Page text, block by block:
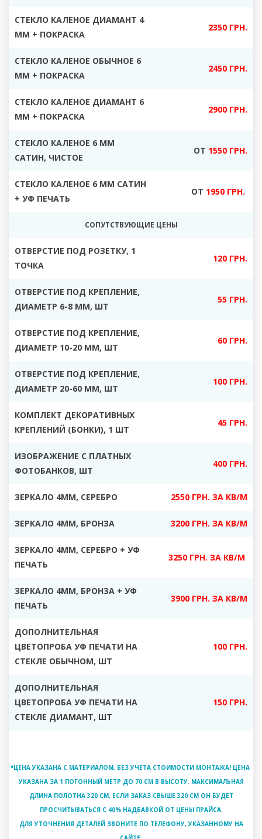
СТЕКЛО КАЛЕНОЕ ДИАМАНТ 4
ММ + ПОКРАСКА
2350 ГРН.
СТЕКЛО КАЛЕНОЕ ОБЫЧНОЕ 6
ММ + ПОКРАСКА
2450 ГРН.
СТЕКЛО КАЛЕНОЕ ДИАМАНТ 6
ММ + ПОКРАСКА
2900 ГРН.
СТЕКЛО КАЛЕНОЕ 6 ММ
САТИН, ЧИСТОЕ
ОТ 1550 ГРН.
СТЕКЛО КАЛЕНОЕ 6 ММ САТИН
+ УФ ПЕЧАТЬ
ОТ 1950 ГРН.
СОПУТСТВУЮЩИЕ ЦЕНЫ
ОТВЕРСТИЕ ПОД РОЗЕТКУ, 1
ТОЧКА
120 ГРН.
ОТВЕРСТИЕ ПОД КРЕПЛЕНИЕ,
ДИАМЕТР 6-8 ММ, ШТ
55 ГРН.
ОТВЕРСТИЕ ПОД КРЕПЛЕНИЕ,
ДИАМЕТР 10-20 ММ, ШТ
60 ГРН.
ОТВЕРСТИЕ ПОД КРЕПЛЕНИЕ,
ДИАМЕТР 20-60 ММ, ШТ
100 ГРН.
КОМПЛЕКТ ДЕКОРАТИВНЫХ
КРЕПЛЕНИЙ (БОНКИ), 1 ШТ
45 ГРН.
ИЗОБРАЖЕНИЕ С ПЛАТНЫХ
ФОТОБАНКОВ, ШТ
400 ГРН.
ЗЕРКАЛО 4ММ, СЕРЕБРО 2550 ГРН. ЗА КВ/М
ЗЕРКАЛО 4ММ, БРОНЗА 3200 ГРН. ЗА КВ/М
ЗЕРКАЛО 4ММ, СЕРЕБРО + УФ
ПЕЧАТЬ
3250 ГРН. ЗА КВ/М
ЗЕРКАЛО 4ММ, БРОНЗА + УФ
ПЕЧАТЬ
3900 ГРН. ЗА КВ/М
ДОПОЛНИТЕЛЬНАЯ
ЦВЕТОПРОБА УФ ПЕЧАТИ НА
СТЕКЛЕ ОБЫЧНОМ, ШТ
100 ГРН.
ДОПОЛНИТЕЛЬНАЯ
ЦВЕТОПРОБА УФ ПЕЧАТИ НА
СТЕКЛЕ ДИАМАНТ, ШТ
150 ГРН.
*ЦЕНА УКАЗАНА С МАТЕРИАЛОМ, БЕЗ УЧЕТА СТОИМОСТИ МОНТАЖА! ЦЕНА
УКАЗАНА ЗА 1 ПОГОННЫЙ МЕТР ДО 70 СМ В ВЫСОТУ. МАКСИМАЛЬНАЯ
ДЛИНА ПОЛОТНА 320 СМ, ЕСЛИ ЗАКАЗ СВЫШЕ 320 СМ ОН БУДЕТ
ПРОСЧИТЫВАТЬСЯ С 40% НАДБАВКОЙ ОТ ЦЕНЫ ПРАЙСА.
ДЛЯ УТОЧНЕНИЯ ДЕТАЛЕЙ ЗВОНИТЕ ПО ТЕЛЕФОНУ, УКАЗАННОМУ НА